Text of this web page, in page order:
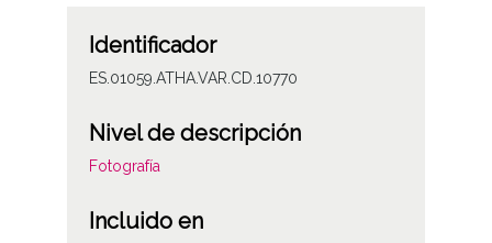
Identificador
ES.01059.ATHA.VAR.CD.10770
Nivel de descripción
Fotografía
Incluido en